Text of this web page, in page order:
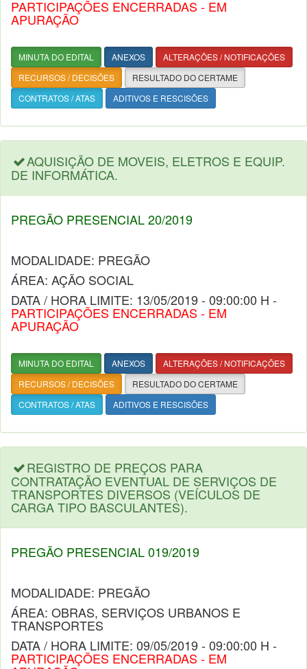
PARTICIPAÇÕES ENCERRADAS - EM
APURAÇÃO
MINUTA DO EDITAL ANEXOS
ALTERAÇÕES / NOTIFICAÇÕES
RECURSOS / DECISÕES
RESULTADO DO CERTAME
CONTRATOS / ATAS
ADITIVOS E RESCISÕES
AQUISIÇÃO DE MOVEIS, ELETROS E EQUIP.
DE INFORMÁTICA.
PREGÃO PRESENCIAL 20/2019
MODALIDADE: PREGÃO
ÁREA: AÇÃO SOCIAL
DATA / HORA LIMITE: 13/05/2019 - 09:00:00 H -
PARTICIPAÇÕES ENCERRADAS - EM
APURAÇÃO
MINUTA DO EDITAL ANEXOS
ALTERAÇÕES / NOTIFICAÇÕES
RECURSOS / DECISÕES
RESULTADO DO CERTAME
CONTRATOS / ATAS
ADITIVOS E RESCISÕES
REGISTRO DE PREÇOS PARA
CONTRATAÇÃO EVENTUAL DE SERVIÇOS DE
TRANSPORTES DIVERSOS (VEÍCULOS DE
CARGA TIPO BASCULANTES).
PREGÃO PRESENCIAL 019/2019
MODALIDADE: PREGÃO
ÁREA: OBRAS, SERVIÇOS URBANOS E
TRANSPORTES
DATA / HORA LIMITE: 09/05/2019 - 09:00:00 H -
PARTICIPAÇÕES ENCERRADAS - EM